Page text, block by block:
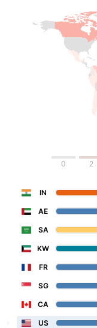
0 2
IN
AE
SA
KW
FR
SG
CA
US